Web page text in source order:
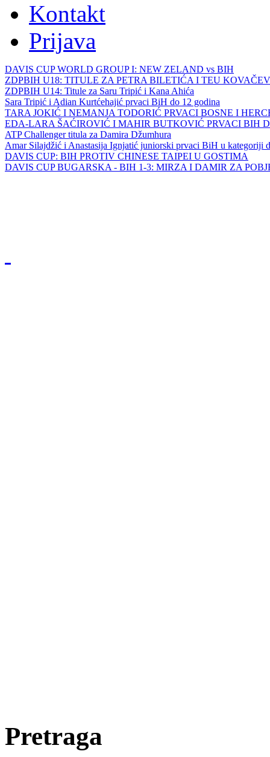
Kontakt
Prijava
DAVIS CUP WORLD GROUP I: NEW ZELAND vs BIH
ZDPBIH U18: TITULE ZA PETRA BILETIĆA I TEU
ZDPBIH U14: Titule za Saru Tripić i Kana Ahića
Sara Tripić i Adian Kurtćehajić prvaci BiH do 12 godina
TARA JOKIĆ I NEMANJA TODORIĆ PRVACI BOSNE I
EDA-LARA ŠAĆIROVIĆ I MAHIR BUTKOVIĆ PRVACI BIH
ATP Challenger titula za Damira Džumhura
Amar Silajdžić i Anastasija Ignjatić juniorski prvaci BiH u kategoriji
DAVIS CUP: BIH PROTIV CHINESE TAIPEI U GOSTIMA
DAVIS CUP BUGARSKA - BIH 1-3: MIRZA I DAMIR ZA
Pretraga